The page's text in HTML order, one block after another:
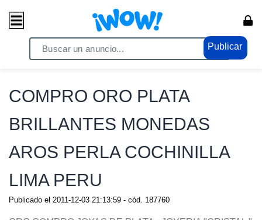
Publicar
/ Moda / Relojes - Joyas
COMPRO ORO PLATA
BRILLANTES MONEDAS
AROS PERLA COCHINILLA
LIMA PERU
Publicado el 2011-12-03 21:13:59 - cód. 187760